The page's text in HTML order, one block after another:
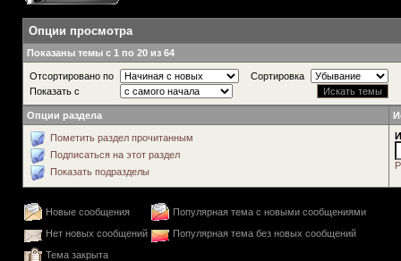
Опции просмотра
Показаны темы с 1 по 20 из 64
Отсортировано по
Сортировка
Показать с
Опции раздела
Пометить раздел прочитанным
Подписаться на этот раздел
Показать подразделы
Новые сообщения
Популярная тема с новыми сообщениями
Нет новых сообщений
Популярная тема без новых сообщений
Тема закрыта